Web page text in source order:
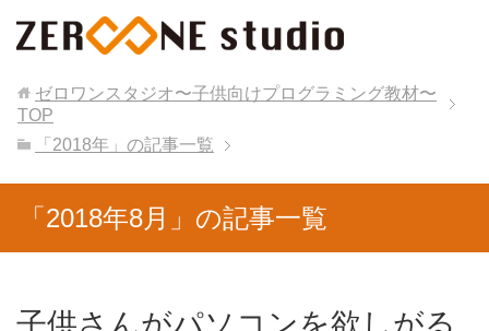
ゼロワンスタジオ〜子供向けプログラミング教材〜
TOP
「2018年」の記事一覧
「2018年8月」の記事一覧
子供さんがパソコンを欲しがる